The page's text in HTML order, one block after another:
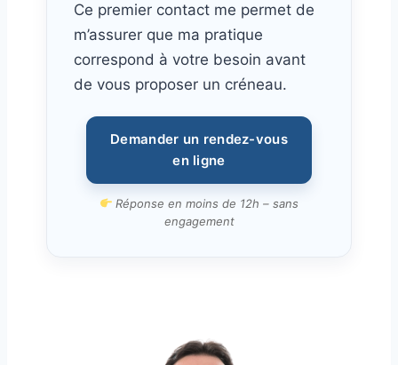
Ce premier contact me permet de
m’assurer que ma pratique
correspond à votre besoin avant
de vous proposer un créneau.
Demander un rendez-vous
en ligne
Réponse en moins de 12h – sans
engagement